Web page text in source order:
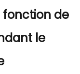
fonction de
le